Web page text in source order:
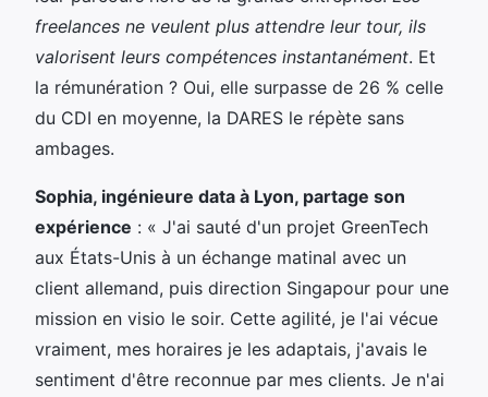
freelances ne veulent plus attendre leur tour, ils
valorisent leurs compétences instantanément. Et
la rémunération ? Oui, elle surpasse de 26 % celle
du CDI en moyenne, la DARES le répète sans
ambages.
Sophia, ingénieure data à Lyon, partage son
expérience : « J'ai sauté d'un projet GreenTech
aux États-Unis à un échange matinal avec un
client allemand, puis direction Singapour pour une
mission en visio le soir. Cette agilité, je l'ai vécue
vraiment, mes horaires je les adaptais, j'avais le
sentiment d'être reconnue par mes clients. Je n'ai